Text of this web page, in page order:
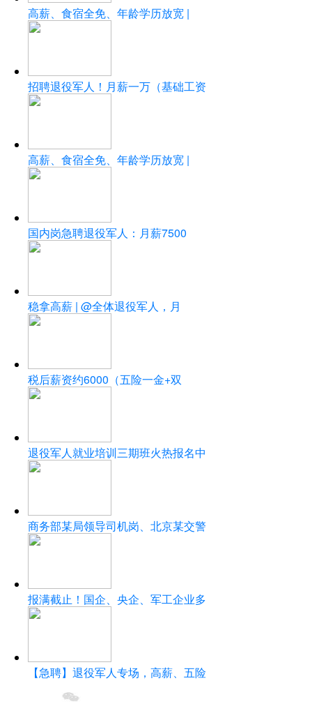
高薪、食宿全免、年龄学历放宽 |
招聘退役军人！月薪一万（基础工资
高薪、食宿全免、年龄学历放宽 |
国内岗急聘退役军人：月薪7500
稳拿高薪 | @全体退役军人，月
税后薪资约6000（五险一金+双
退役军人就业培训三期班火热报名中
商务部某局领导司机岗、北京某交警
报满截止！国企、央企、军工企业多
【急聘】退役军人专场，高薪、五险